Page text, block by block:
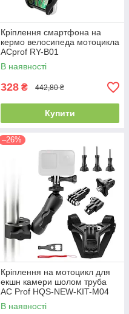
Кріплення смартфона на
кермо велосипеда мотоцикла
ACprof RY-B01
В наявності
328 ₴ 442,80 ₴
Купити
–26%
Кріплення на мотоцикл для
екшн камери шолом труба
AC Prof HQS-NEW-KIT-M04
В наявності